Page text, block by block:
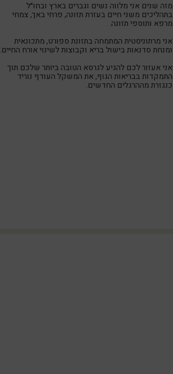
מזה שנים אני מלווה נשים וגברים בארץ ובחו״ל
בתהליכים משני חיים בעזרת תזונה, פרחי באך, צמחי
מרפא ותוספי תזונה.
אני מרתוניסטית המתמחה בתזונת ספורט, מתכונאית
ומנחת סדנאות בישול בריא וקבוצות לשינוי אורח החיים.
אני אעזור לכם להגיע לגרסא הטובה ביותר שלכם תוך
התמקדות בבריאות הגוף, את המשקל העודף נוריד
כנגזרת מההרגלים החדשים.